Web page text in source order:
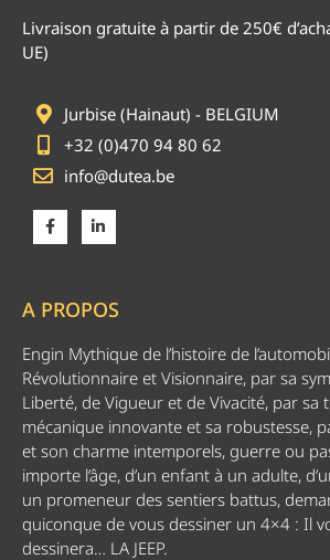
Livraison gratuite à partir de 250€
UE)
Jurbise (Hainaut) - BELGIUM
+32 (0)470 94 80 62
info@dutea.be
A PROPOS
Engin Mythique de l’histoire de
Révolutionnaire et Visionnaire, par sa
Liberté, de Vigueur et de Vivacité, par sa
mécanique innovante et sa robustesse,
et son charme intemporels, guerre ou
importe l’âge, d’un enfant à un adulte,
un promeneur des sentiers battus,
quiconque de vous dessiner un 4×4 : Il
dessinera… LA JEEP.